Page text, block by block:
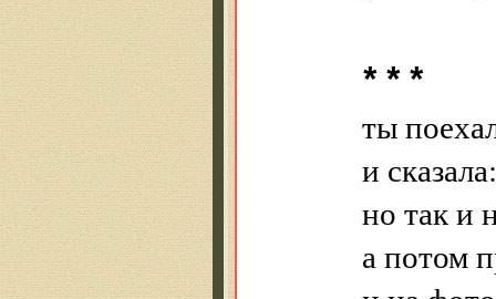
* * *
ты
и
но так и
а потом